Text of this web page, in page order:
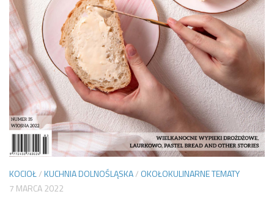
KOCIOŁ/KUCHNIA DOLNOŚLĄSKA/ OKOŁOKULINARNE TEMATY
7 MARCA 2022